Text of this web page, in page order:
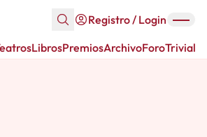
Registro / Login
LibrosPremiosArchivoForoTrivial